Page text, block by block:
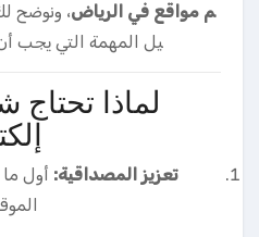
م مواقع في الرياض، ونوضح
يل المهمة التي يجب
لماذا
تعزيز المصداقية: أول